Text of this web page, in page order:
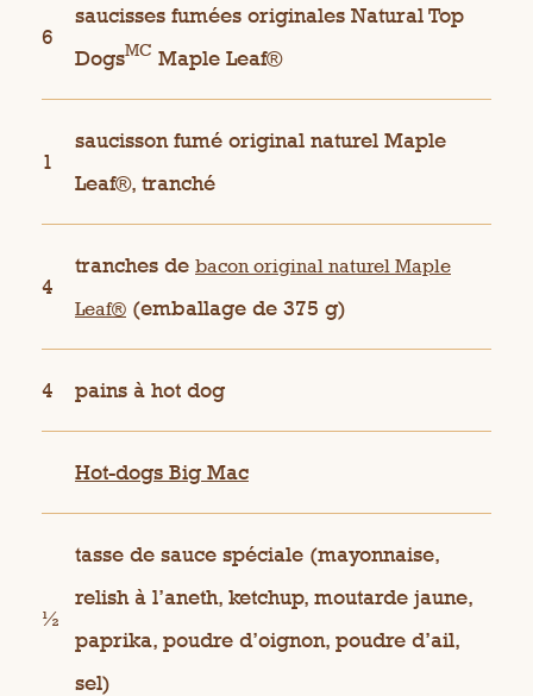
6
saucisses fumées originales Natural Top
DogsMC Maple Leaf®
1
saucisson fumé original naturel Maple
Leaf®, tranché
4
tranches de bacon original naturel Maple
Leaf® (emballage de 375 g)
4 pains à hot dog
Hot-dogs Big Mac
½
tasse de sauce spéciale (mayonnaise,
relish à l’aneth, ketchup, moutarde jaune,
paprika, poudre d’oignon, poudre d’ail,
sel)